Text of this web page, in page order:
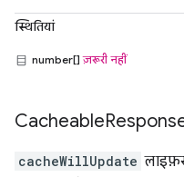
स्थितियां
number[]ज़रूरी नहीं
Cacheable
cacheWillUpdate